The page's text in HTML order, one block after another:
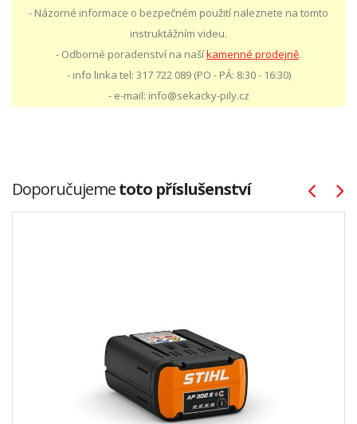
- Názorné informace o bezpečném použití naleznete na tomto
instruktážním videu.
- Odborné poradenství na našíkamenné prodejně.
- info linka tel: 317 722 089 (PO - PÁ: 8:30 - 16:30)
- e-mail: info@sekacky-pily.cz
Doporučujemetoto příslušenství